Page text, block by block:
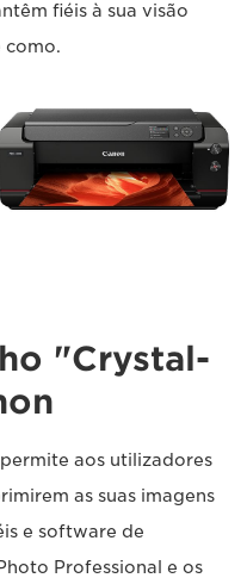
fiéis à sua visão
como.
"Crystal-
permite aos utilizadores
as suas imagens
e software de
Professional e os